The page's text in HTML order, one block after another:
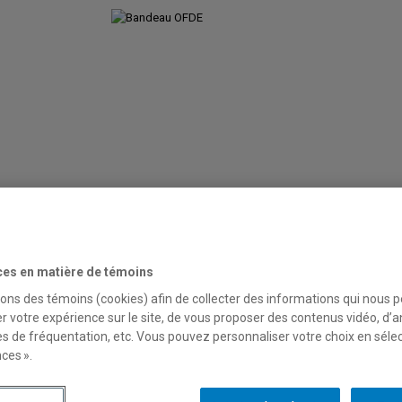
formation du personnel scolaire
et linguistique dans les
en matière de témoins
des témoins (cookies) afin de collecter des informations qui nous
votre expérience sur le site, de vous proposer des contenus vidéo,
de fréquentation, etc. Vous pouvez personnaliser votre choix en
».